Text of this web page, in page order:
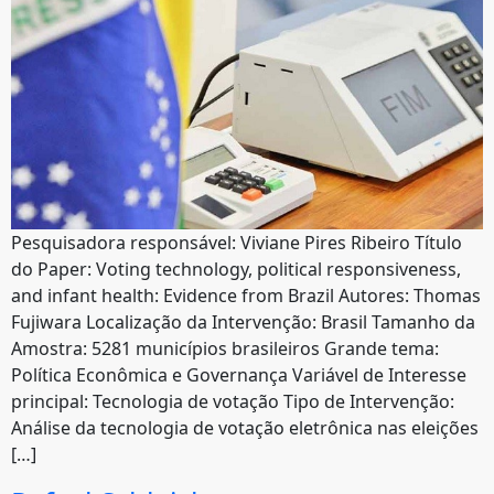
Pesquisadora responsável: Viviane Pires Ribeiro Título
do Paper: Voting technology, political responsiveness,
and infant health: Evidence from Brazil Autores: Thomas
Fujiwara Localização da Intervenção: Brasil Tamanho da
Amostra: 5281 municípios brasileiros Grande tema:
Política Econômica e Governança Variável de Interesse
principal: Tecnologia de votação Tipo de Intervenção:
Análise da tecnologia de votação eletrônica nas eleições
[…]